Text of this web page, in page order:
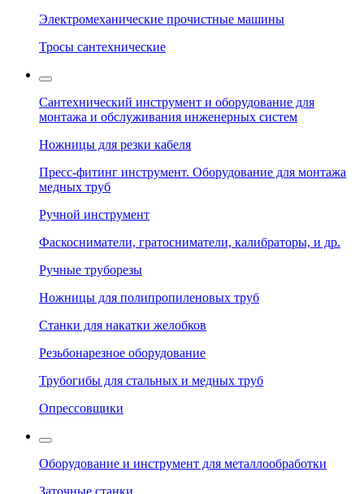
Электромеханические прочистные машины
Тросы сантехнические
Сантехнический инструмент и оборудование для
монтажа и обслуживания инженерных систем
Ножницы для резки кабеля
Пресс-фитинг инструмент. Оборудование для монтажа
медных труб
Ручной инструмент
Фаскосниматели, гратосниматели, калибраторы, и др.
Ручные труборезы
Ножницы для полипропиленовых труб
Станки для накатки желобков
Резьбонарезное оборудование
Трубогибы для стальных и медных труб
Опрессовщики
Оборудование и инструмент для металлообработки
Заточные станки